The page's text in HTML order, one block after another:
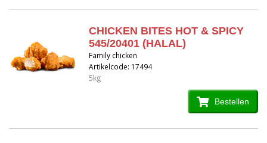
CHICKEN BITES HOT & SPICY
545/20401 (HALAL)
Family chicken
Artikelcode: 17494
5kg
Bestellen